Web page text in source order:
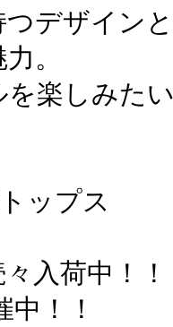
デザイン
。
楽しみた
トップス
入荷中！！
！！